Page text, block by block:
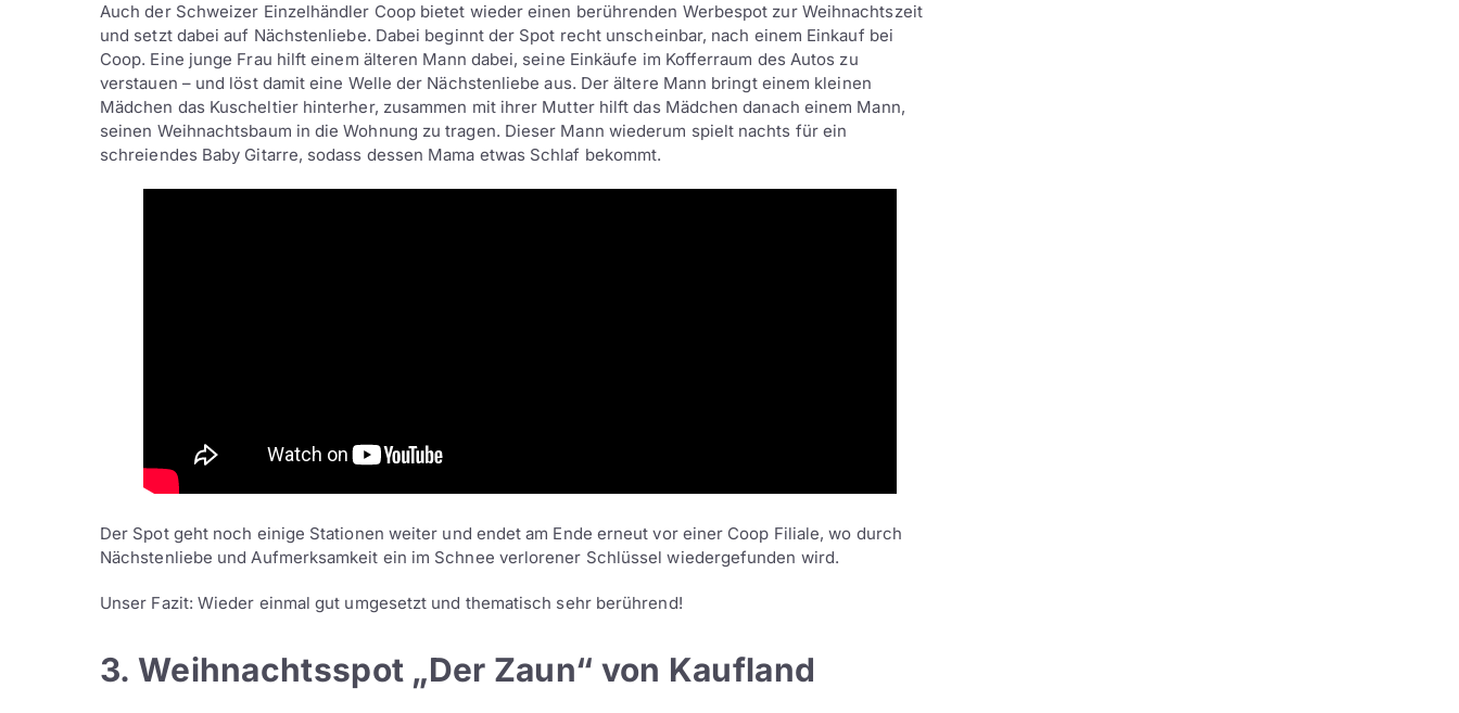
Auch der Schweizer Einzelhändler Coop bietet wieder einen berührenden Werbespot zur Weihnachtszeit
und setzt dabei auf Nächstenliebe. Dabei beginnt der Spot recht unscheinbar, nach einem Einkauf bei
Coop. Eine junge Frau hilft einem älteren Mann dabei, seine Einkäufe im Kofferraum des Autos zu
verstauen – und löst damit eine Welle der Nächstenliebe aus. Der ältere Mann bringt einem kleinen
Mädchen das Kuscheltier hinterher, zusammen mit ihrer Mutter hilft das Mädchen danach einem Mann,
seinen Weihnachtsbaum in die Wohnung zu tragen. Dieser Mann wiederum spielt nachts für ein
schreiendes Baby Gitarre, sodass dessen Mama etwas Schlaf bekommt.
Der Spot geht noch einige Stationen weiter und endet am Ende erneut vor einer Coop Filiale, wo durch
Nächstenliebe und Aufmerksamkeit ein im Schnee verlorener Schlüssel wiedergefunden wird.
Unser Fazit: Wieder einmal gut umgesetzt und thematisch sehr berührend!
3. Weihnachtsspot „Der Zaun“ von Kaufland